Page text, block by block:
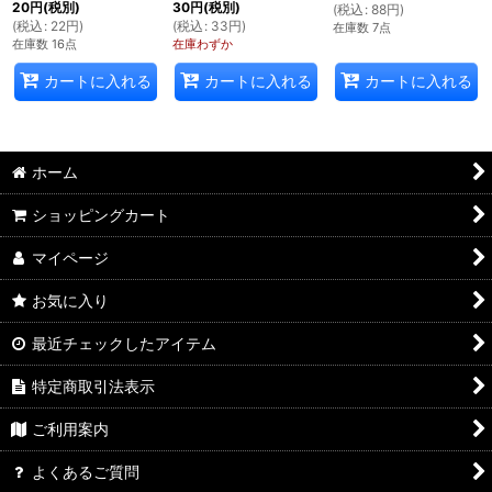
20円(税別)
(税込 : 22円)
在庫数 16点
カートに入れる
30円(税別)
(税込 : 33円)
在庫わずか
カートに入れる
(税込 : 88円)
在庫数 7点
カートに入れる
ホーム
ショッピングカート
マイページ
お気に入り
最近チェックしたアイテム
特定商取引法表示
ご利用案内
よくあるご質問